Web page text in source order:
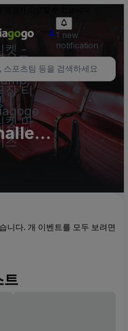
켓 -
서트,
포츠
장 티
|
켓 마
플레
스
1 new
notification
니다. 개 이벤트를 모두 보려면
트